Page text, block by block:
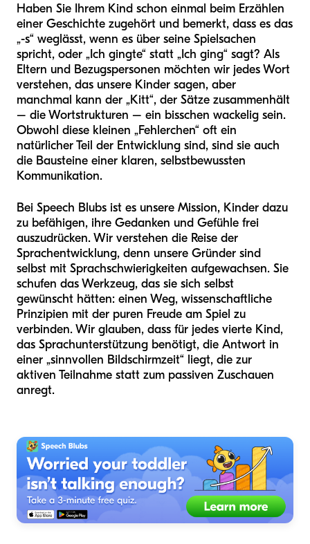
Haben Sie Ihrem Kind schon einmal beim Erzählen
einer Geschichte zugehört und bemerkt, dass es das
„-s“ weglässt, wenn es über seine Spielsachen
spricht, oder „Ich gingte“ statt „Ich ging“ sagt? Als
Eltern und Bezugspersonen möchten wir jedes Wort
verstehen, das unsere Kinder sagen, aber
manchmal kann der „Kitt“, der Sätze zusammenhält
– die Wortstrukturen – ein bisschen wackelig sein.
Obwohl diese kleinen „Fehlerchen“ oft ein
natürlicher Teil der Entwicklung sind, sind sie auch
die Bausteine einer klaren, selbstbewussten
Kommunikation.
Bei Speech Blubs ist es unsere Mission, Kinder dazu
zu befähigen, ihre Gedanken und Gefühle frei
auszudrücken. Wir verstehen die Reise der
Sprachentwicklung, denn unsere Gründer sind
selbst mit Sprachschwierigkeiten aufgewachsen. Sie
schufen das Werkzeug, das sie sich selbst
gewünscht hätten: einen Weg, wissenschaftliche
Prinzipien mit der puren Freude am Spiel zu
verbinden. Wir glauben, dass für jedes vierte Kind,
das Sprachunterstützung benötigt, die Antwort in
einer „sinnvollen Bildschirmzeit“ liegt, die zur
aktiven Teilnahme statt zum passiven Zuschauen
anregt.